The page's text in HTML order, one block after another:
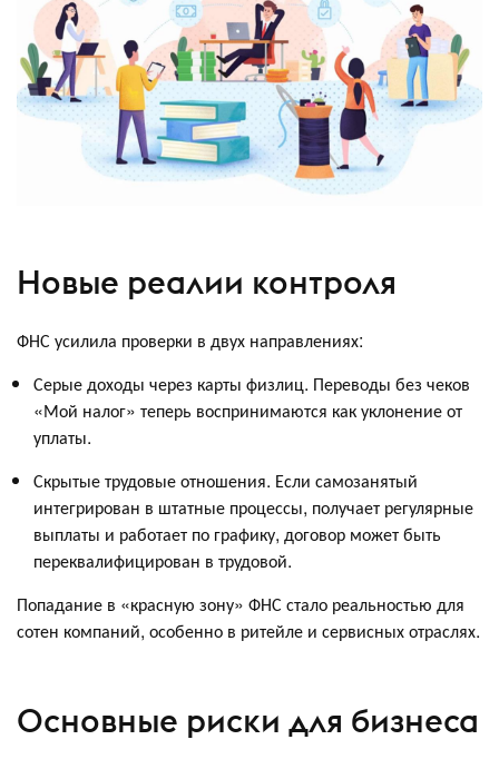
Новые реалии контроля
ФНС усилила проверки в двух направлениях:
Серые доходы через карты физлиц. Переводы без чеков
«Мой налог» теперь воспринимаются как уклонение от
уплаты.
Скрытые трудовые отношения. Если самозанятый
интегрирован в штатные процессы, получает регулярные
выплаты и работает по графику, договор может быть
переквалифицирован в трудовой.
Попадание в «красную зону» ФНС стало реальностью для
сотен компаний, особенно в ритейле и сервисных отраслях.
Основные риски для бизнеса